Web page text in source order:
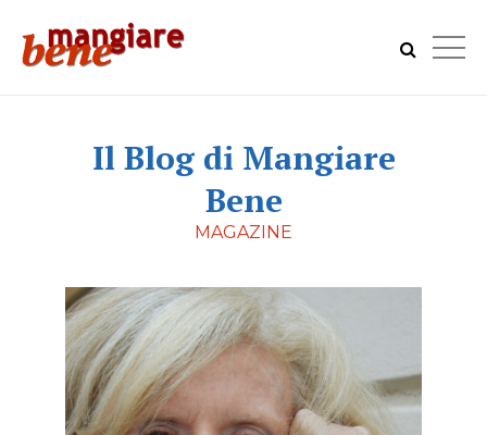
Il Blog di Mangiare
Bene
MAGAZINE